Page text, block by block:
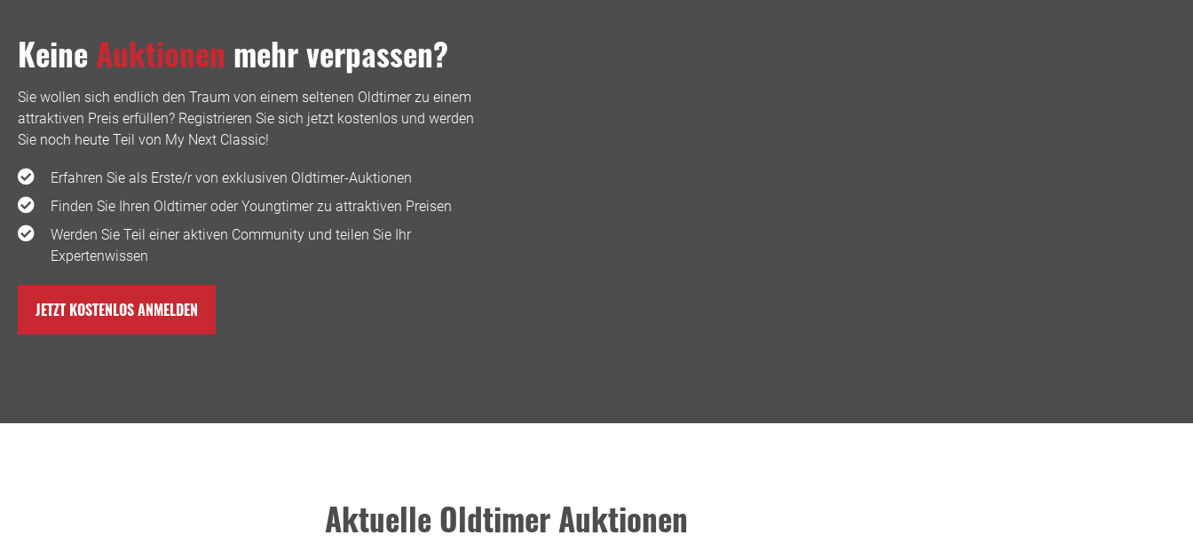
Keine Auktionen mehr verpassen?
Sie wollen sich endlich den Traum von einem seltenen Oldtimer zu einem
attraktiven Preis erfüllen? Registrieren Sie sich jetzt kostenlos und werden
Sie noch heute Teil von My Next Classic! ️
Erfahren Sie als Erste/r von exklusiven Oldtimer-Auktionen
Finden Sie Ihren Oldtimer oder Youngtimer zu attraktiven Preisen
Werden Sie Teil einer aktiven Community und teilen Sie Ihr
Expertenwissen
JETZT KOSTENLOS ANMELDEN
Aktuelle Oldtimer Auktionen